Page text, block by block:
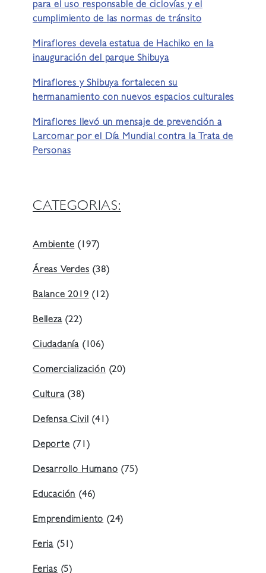
para el uso responsable de ciclovías y el
cumplimiento de las normas de tránsito
Miraflores devela estatua de Hachiko en la
inauguración del parque Shibuya
Miraflores y Shibuya fortalecen su
hermanamiento con nuevos espacios culturales
Miraflores llevó un mensaje de prevención a
Larcomar por el Día Mundial contra la Trata de
Personas
CATEGORIAS:
Ambiente(197)
Áreas Verdes(38)
Balance 2019(12)
Belleza(22)
Ciudadanía (106)
Comercialización(20)
Cultura(38)
Defensa Civil(41)
Deporte(71)
Desarrollo Humano(75)
Educación(46)
Emprendimiento(24)
Feria (51)
Ferias(5)